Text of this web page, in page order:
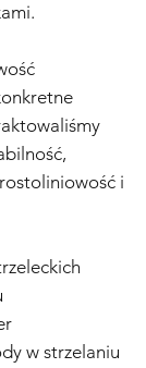
i
w strzelaniu